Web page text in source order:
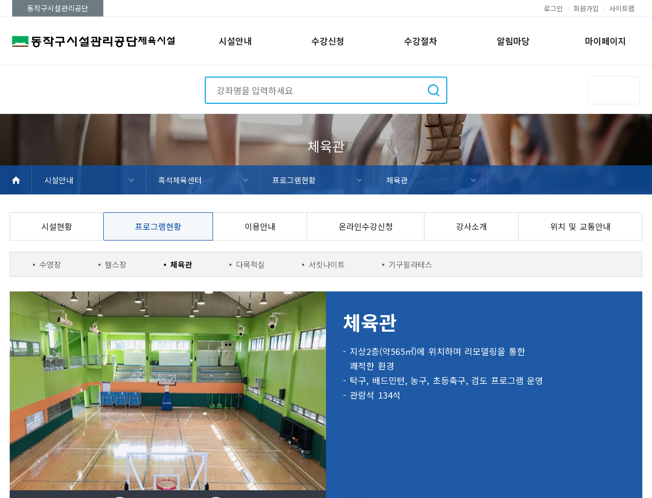
동작구시설관리공단 로그인 회원가입 사이트맵
시설안내
시설현황
시설현황
온라인수강신청
사당문화회관
시설현황
프로그램현황
이용안내
강사소개
상도스포츠클럽
시설현황
이용안내
시설현황
프로그램현황
이용안내
온라인수강신청
동작삼일수영장
시설현황
프로그램현황
이용안내
온라인수강신청
위치 및 교통안내
시설현황 및 이용안
프스테이션
시설현황 및 이용안
현충실내배드민
턴장
이용안내
프로그램 현황
온라인 수강신청
강사소개
위치 및 교통안내
동작주차공원
위치 및 교통안내
수강신청 수강절차 알림마당
신규추천강좌
마이페이지
시설현황 프로그램현황 이용안내 온라인수강신청 강사소개 위치 및 교통안내
수영장 헬스장 체육관 다목적실 서킷나이트 기구필라테스
시설안내 흑석체육센터 프로그램현황 체육관
체육관
- 지상2층(약565㎡)에 위치하며 리모델링을 통한
쾌적한 환경
- 탁구, 배드민턴, 농구, 초등축구, 검도 프로그램 운영
- 관람석 134석